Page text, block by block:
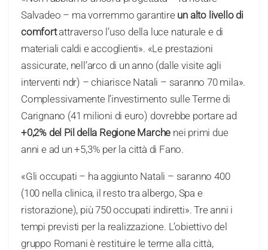
Salvadeo – ma vorremmo garantire un alto livello di
comfortattraverso l’uso della luce naturale e di
materiali caldi e accoglienti». «Le prestazioni
assicurate, nell’arco di un anno (dalle visite agli
interventi ndr) – chiarisce Natali – saranno 70 mila».
Complessivamente l’investimento sulle Terme di
Carignano (41 milioni di euro) dovrebbe portare ad
+0,2% del Pil della Regione Marche nei primi due
anni e ad un +5,3% per la città di Fano.
«Gli occupati – ha aggiunto Natali – saranno 400
(100 nella clinica, il resto tra albergo, Spa e
ristorazione), più 750 occupati indiretti». Tre anni i
tempi previsti per la realizzazione. L’obiettivo del
gruppo Romani è restituire le terme alla città,